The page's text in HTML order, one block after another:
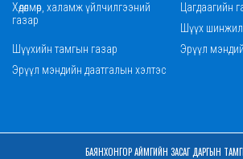
Хөдөлмөр, халамж үйлчилгээний
газар
Цагдаагийн
Шүүх
Шүүхийн тамгын газар
Эрүүл
Эрүүл мэндийн даатгалын хэлтэс
БАЯНХОНГОР АЙМГИЙН ЗАСАГ ДАРГЫН